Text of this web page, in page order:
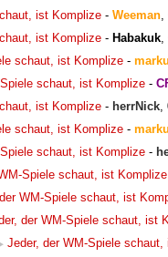
ist Komplize - Weeman
ist Komplize - Habakuk
schaut, ist Komplize -
schaut, ist Komplize -
ist Komplize - herrNick
schaut, ist Komplize -
schaut, ist Komplize -
Spiele schaut, ist Komplize
WM-Spiele schaut, ist
der WM-Spiele schaut, ist
Jeder, der WM-Spiele